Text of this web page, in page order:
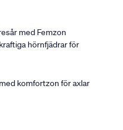
med Femzon
hörnfjädrar för
komfortzon för axlar